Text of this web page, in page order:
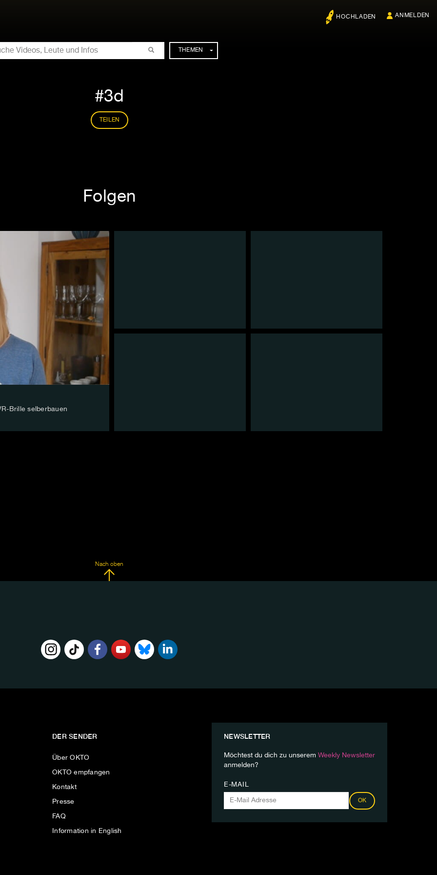
HOCHLADEN ANMELDEN
THEMEN
3d
TEILEN
Folgen
Brille selberbauen
Nach oben
DER SENDER
Über OKTO
OKTO empfangen
Kontakt
Presse
FAQ
Information in English
NEWSLETTER
Möchtest du dich zu unserem Weekly Newsletter
anmelden?
E-MAIL
OK